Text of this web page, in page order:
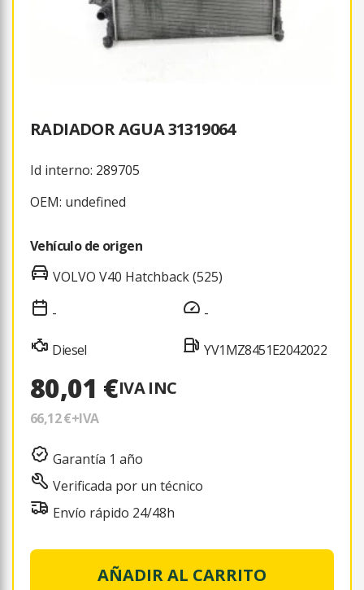
RADIADOR AGUA 31319064
Id interno: 289705
OEM: undefined
Vehículo de origen
VOLVO V40 Hatchback (525)
-
Diesel
-
YV1MZ8451E2042022
80,01 €IVA INC
66,12 €+IVA
Garantía 1 año
Verificada por un técnico
Envío rápido 24/48h
AÑADIR AL CARRITO